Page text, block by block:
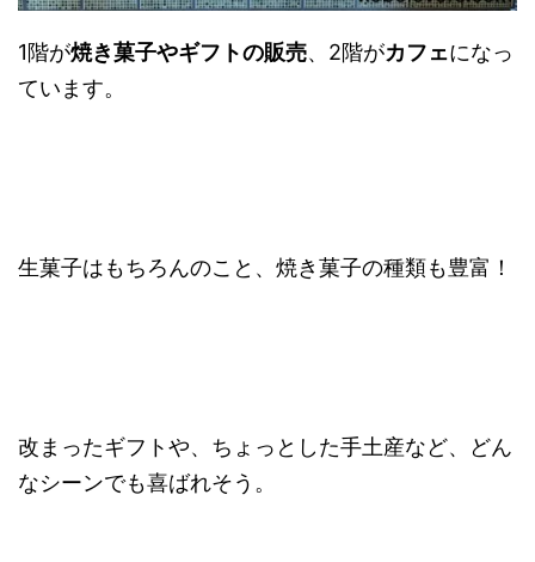
1階が焼き菓子やギフトの販売、2階がカフェになっ
ています。
生菓子はもちろんのこと、焼き菓子の種類も豊富！
改まったギフトや、ちょっとした手土産など、どん
なシーンでも喜ばれそう。